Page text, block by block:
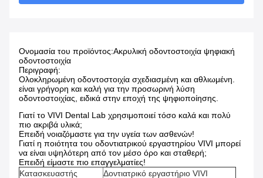
Ονομασία του προϊόντος:Ακρυλική οδοντοστοιχία ψηφιακή
οδοντοστοιχία
Περιγραφή:
Ολοκληρωμένη οδοντοστοιχία σχεδιασμένη και αθλιωμένη.
είναι γρήγορη και καλή για την προσωρινή λύση
οδοντοστοιχίας, ειδικά στην εποχή της ψηφιοποίησης.
Γιατί το VIVI Dental Lab χρησιμοποιεί τόσο καλά και πολύ
πιο ακριβά υλικά;
Επειδή νοιαζόμαστε για την υγεία των ασθενών!
Γιατί η ποιότητα του οδοντιατρικού εργαστηρίου VIVI μπορεί
να είναι υψηλότερη από τον μέσο όρο και σταθερή;
Επειδή είμαστε πιο επαγγελματίες!
Κατασκευαστής
Δοντιατρικό εργαστήριο VIVI